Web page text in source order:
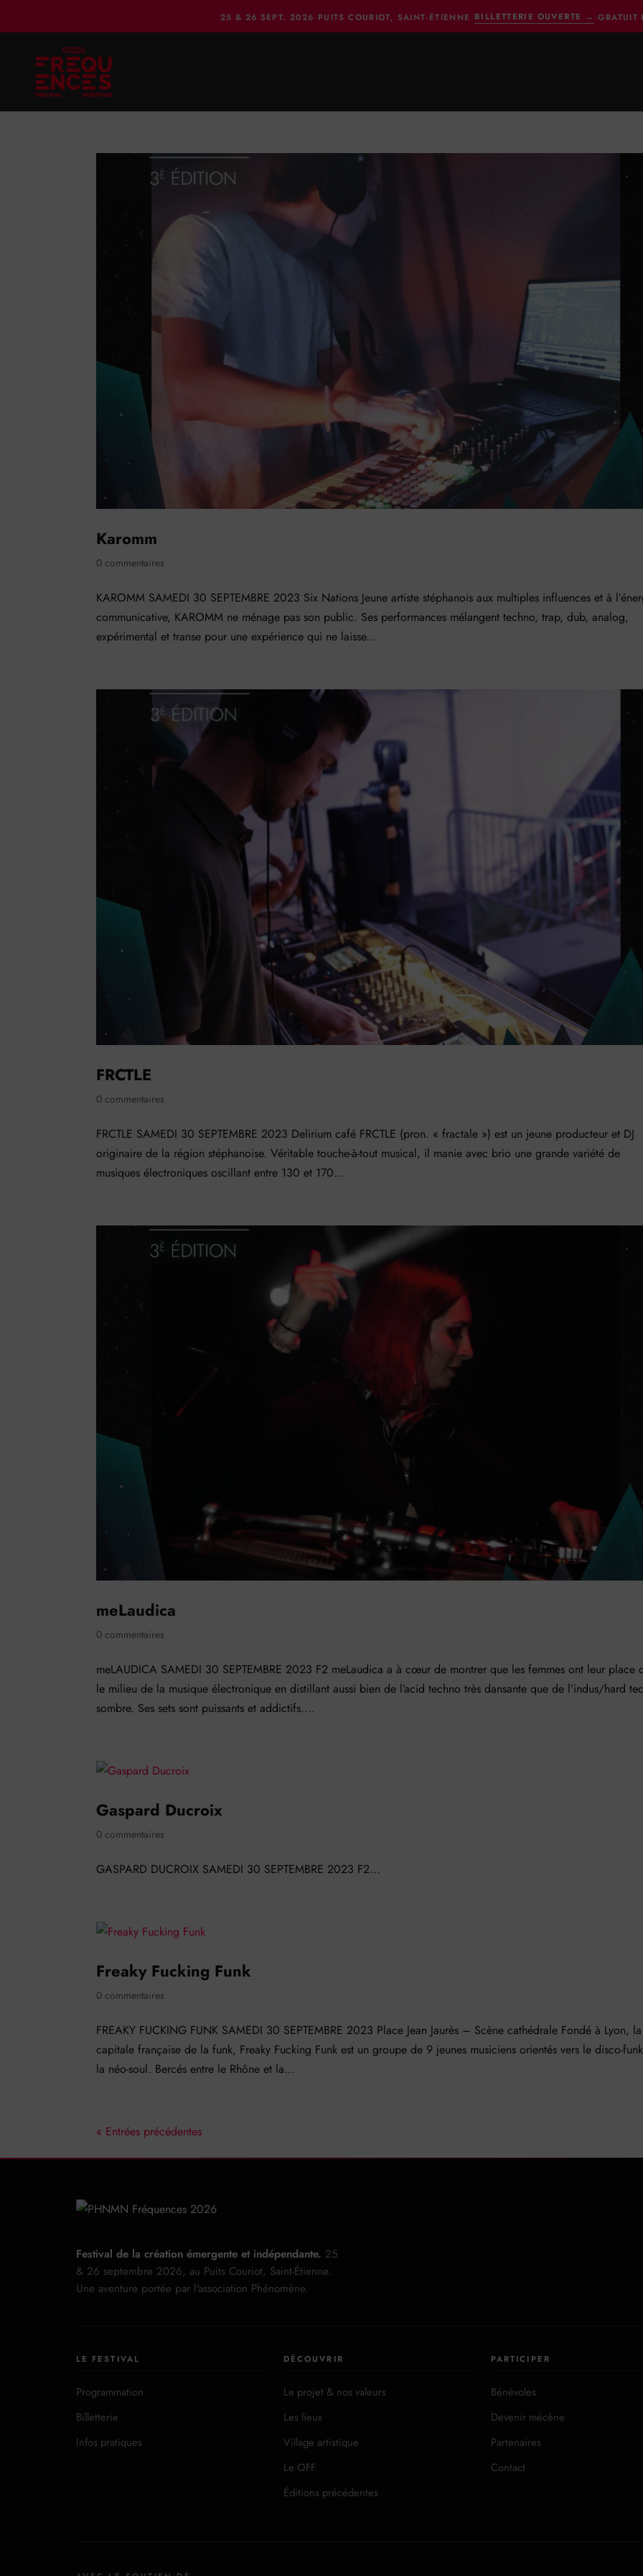
25 & 26 SEPT. 2026· PUITS COURIOT, SAINT-ÉTIENNE · BILLETTERIE OUVERTE → ·GRATUIT
Karomm
0 commentaires
KAROMM SAMEDI 30 SEPTEMBRE 2023 Six Nations Jeune artiste stéphanois aux multiples influences et à
communicative, KAROMM ne ménage pas son public. Ses performances mélangent techno, trap, dub, analog,
expérimental et transe pour une expérience qui ne laisse...
FRCTLE
0 commentaires
FRCTLE SAMEDI 30 SEPTEMBRE 2023 Delirium café FRCTLE (pron. « fractale ») est un jeune producteur et DJ
originaire de la région stéphanoise. Véritable touche-à-tout musical, il manie avec brio une grande variété de
musiques électroniques oscillant entre 130 et 170...
meLaudica
0 commentaires
meLAUDICA SAMEDI 30 SEPTEMBRE 2023 F2 meLaudica a à cœur de montrer que les femmes ont leur place
le milieu de la musique électronique en distillant aussi bien de l’acid techno très dansante que de l’indus/hard
sombre. Ses sets sont puissants et addictifs....
Gaspard Ducroix
0 commentaires
GASPARD DUCROIX SAMEDI 30 SEPTEMBRE 2023 F2...
Freaky Fucking Funk
0 commentaires
FREAKY FUCKING FUNK SAMEDI 30 SEPTEMBRE 2023 Place Jean Jaurès – Scène cathédrale Fondé à Lyon, la
capitale française de la funk, Freaky Fucking Funk est un groupe de 9 jeunes musiciens orientés vers le disco-
la néo-soul. Bercés entre le Rhône et la...
« Entrées précédentes
Festival de la création émergente et indépendante. 25
& 26 septembre 2026, au Puits Couriot, Saint-Étienne.
Une aventure portée par l'association Phénomène.
LE FESTIVAL
Programmation
Billetterie
Infos pratiques
DÉCOUVRIR
Le projet & nos valeurs
Les lieux
Village artistique
Le OFF
Éditions précédentes
PARTICIPER
Bénévoles
Devenir mécène
Partenaires
Contact